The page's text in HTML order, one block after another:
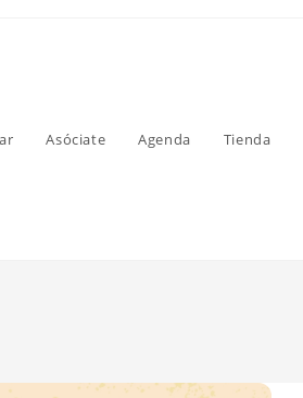
Asóciate Agenda Tienda